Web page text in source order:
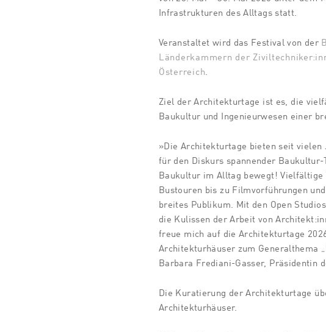
Infrastrukturen des Alltags statt.
Veranstaltet wird das Festival von der
Länderkammern der
Österreich.
Ziel der Architekturtage ist es, die
Baukultur und Ingenieurwesen einer
»Die Architekturtage bieten seit
für den Diskurs spannender
Baukultur im Alltag bewegt!
Bustouren bis zu Filmvorführungen
breites Publikum. Mit den Open
die Kulissen der Arbeit von
freue mich auf die Architekturtage
Architekturhäuser zum Generalthema
Barbara Frediani-Gasser, Präsidentin
Die Kuratierung der Architekturtage
Architekturhäuser.